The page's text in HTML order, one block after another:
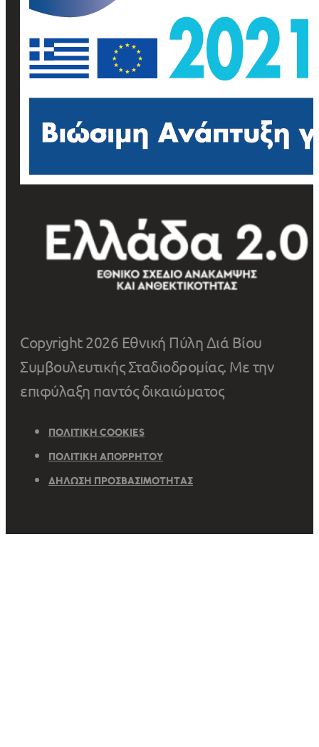
Copyright 2026 Εθνική Πύλη Διά Βίου
Συμβουλευτικής Σταδιοδρομίας. Με την
επιφύλαξη παντός δικαιώματος
ΠΟΛΙΤΙΚΉ COOKIES
ΠΟΛΙΤΙΚΉ ΑΠΟΡΡΉΤΟΥ
ΔΉΛΩΣΗ ΠΡΟΣΒΑΣΙΜΌΤΗΤΑΣ